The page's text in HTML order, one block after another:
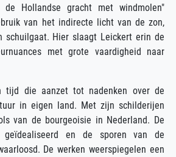
de Hollandse gracht met windmolen"
van het indirecte licht van de zon,
schuilgaat. Hier slaagt Leickert erin de
met grote vaardigheid naar
tijd die aanzet tot nadenken over de
in eigen land. Met zijn schilderijen
van de bourgeoisie in Nederland. De
geïdealiseerd en de sporen van de
De werken weerspiegelen een